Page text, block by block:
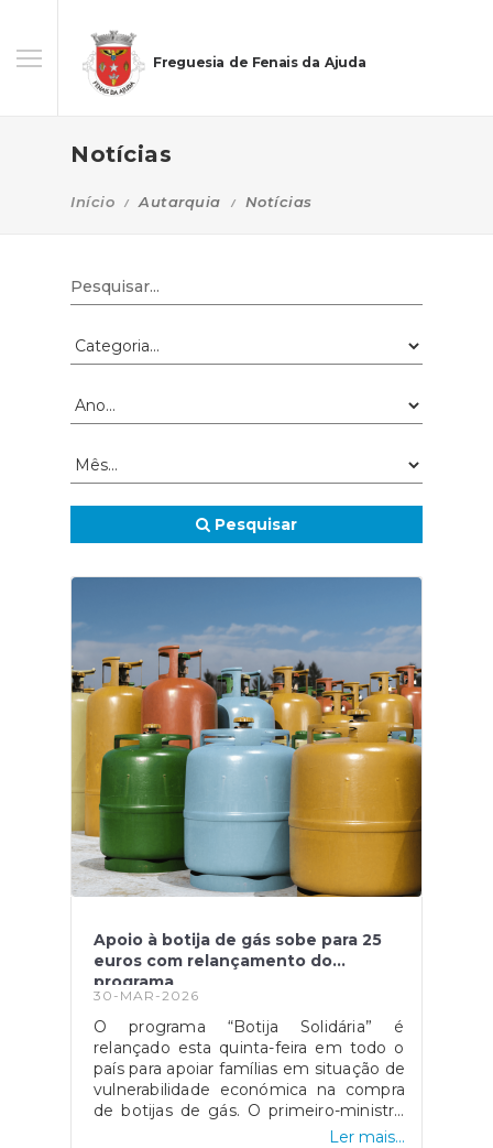
Freguesia de Fenais da Ajuda
Notícias
Início Autarquia Notícias
Pesquisar
Apoio à botija de gás sobe para 25
euros com relançamento do
programa
30-MAR-2026
O programa “Botija Solidária” é
relançado esta quinta-feira em todo o
país para apoiar famílias em situação de
vulnerabilidade económica na compra
de botijas de gás. O primeiro-ministro
Luís Montenegro anunciou o aumento
Ler mais...